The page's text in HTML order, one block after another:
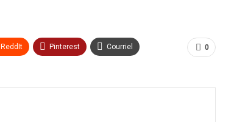
0
ReddIt Pinterest Courriel